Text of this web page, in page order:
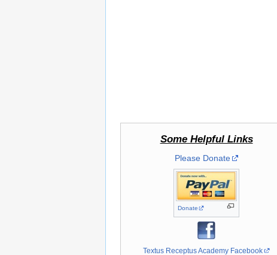
Some Helpful Links
Please Donate
Donate
Textus Receptus Academy Facebook